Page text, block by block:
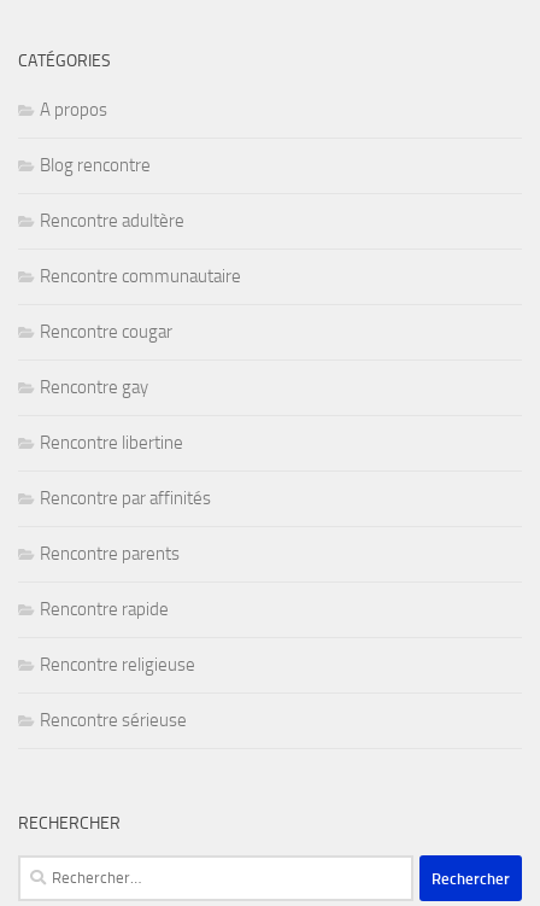
CATÉGORIES
A propos
Blog rencontre
Rencontre adultère
Rencontre communautaire
Rencontre cougar
Rencontre gay
Rencontre libertine
Rencontre par affinités
Rencontre parents
Rencontre rapide
Rencontre religieuse
Rencontre sérieuse
RECHERCHER
Rechercher :